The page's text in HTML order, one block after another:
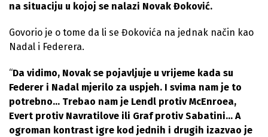
na situaciju u kojoj se nalazi Novak Đoković.
Govorio je o tome da li se Đokovića na jednak način kao
Nadal i Federera.
“Da vidimo, Novak se pojavljuje u vrijeme kada su
Federer i Nadal mjerilo za uspjeh. I svima nam je to
potrebno… Trebao nam je Lendl protiv McEnroea,
Evert protiv Navratilove ili Graf protiv Sabatini… A
ogroman kontrast igre kod jednih i drugih izazvao je